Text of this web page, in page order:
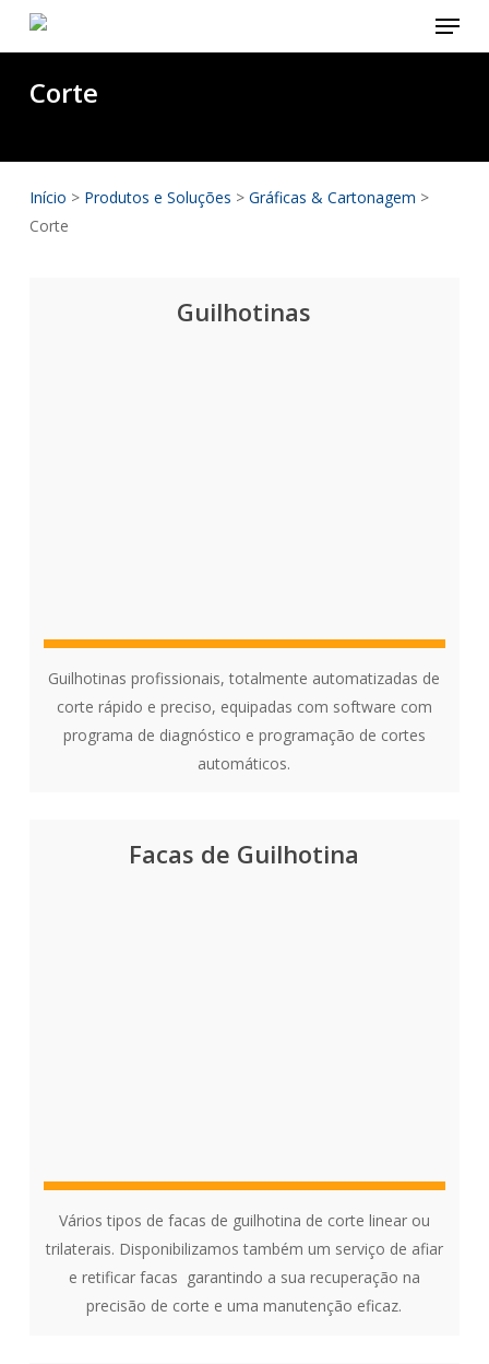
content
Menu
Corte
Início > Produtos e Soluções > Gráficas & Cartonagem >
Corte
Guilhotinas
Guilhotinas profissionais, totalmente automatizadas de
corte rápido e preciso, equipadas com software com
programa de diagnóstico e programação de cortes
automáticos.
Facas de Guilhotina
Vários tipos de facas de guilhotina de corte linear ou
trilaterais. Disponibilizamos também um serviço de afiar
e retificar facas garantindo a sua recuperação na
precisão de corte e uma manutenção eficaz.